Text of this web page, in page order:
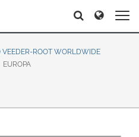
Europe & CIS
English
Dansk
Deutsch
Español
Română
Pусский
Search
VEEDER-ROOT WORLDWIDE
EUROPA